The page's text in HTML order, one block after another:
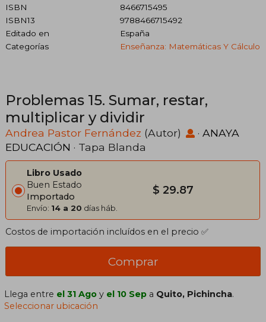
ISBN
8466715495
ISBN13
9788466715492
Editado en
España
Categorías
Enseñanza: Matemáticas Y Cálculo
Problemas 15. Sumar, restar,
multiplicar y dividir
Andrea Pastor Fernández (Autor) · ANAYA
EDUCACIÓN · Tapa Blanda
Libro Usado
Buen Estado
Importado
Envío: 14 a 20 días háb.
$ 29.87
Costos de importación incluídos en el precio ✅
Comprar
Llega entre el 31 Ago y el 10 Sep a Quito, Pichincha.
Seleccionar ubicación